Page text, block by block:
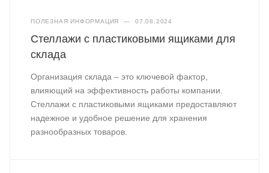
ПОЛЕЗНАЯ ИНФОРМАЦИЯ — 07.08.2024
Стеллажи с пластиковыми ящиками для
склада
Организация склада – это ключевой фактор,
влияющий на эффективность работы компании.
Стеллажи с пластиковыми ящиками предоставляют
надежное и удобное решение для хранения
разнообразных товаров.